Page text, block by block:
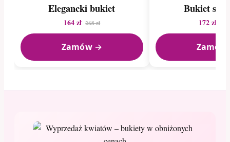
Elegancki bukiet
164 zł 268 zł
Zamów →
Bukiet
172 zł